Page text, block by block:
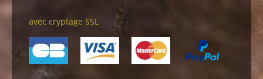
avec cryptage SSL